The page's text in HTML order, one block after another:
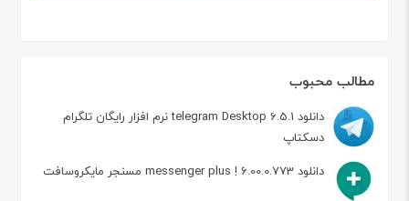
مطالب محبوب
دانلود telegram Desktop 6.5.1 نرم افزار رایگان تلگرام
دسکتاپ
دانلود messenger plus ! 6.00.0.773 مسنجر مایکروسافت